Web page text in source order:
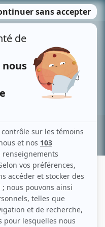
MENU
Recherche avancée »